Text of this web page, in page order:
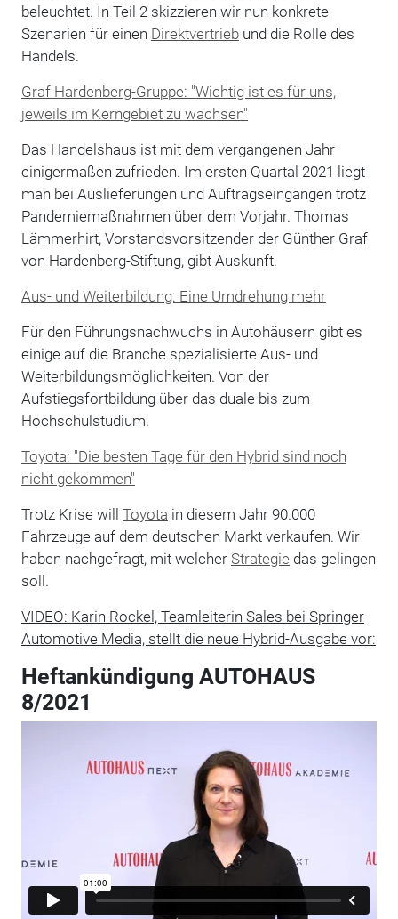
beleuchtet. In Teil 2 skizzieren wir nun konkrete
Szenarien für einen Direktvertriebund die Rolle des
Handels.
Graf Hardenberg-Gruppe: "Wichtig ist es für uns,
jeweils im Kerngebiet zu wachsen"
Das Handelshaus ist mit dem vergangenen Jahr
einigermaßen zufrieden. Im ersten Quartal 2021 liegt
man bei Auslieferungen und Auftragseingängen trotz
Pandemiemaßnahmen über dem Vorjahr. Thomas
Lämmerhirt, Vorstandsvorsitzender der Günther Graf
von Hardenberg-Stiftung, gibt Auskunft.
Aus- und Weiterbildung: Eine Umdrehung mehr
Für den Führungsnachwuchs in Autohäusern gibt es
einige auf die Branche spezialisierte Aus- und
Weiterbildungsmöglichkeiten. Von der
Aufstiegsfortbildung über das duale bis zum
Hochschulstudium.
Toyota: "Die besten Tage für den Hybrid sind noch
nicht gekommen"
Trotz Krise will Toyota in diesem Jahr 90.000
Fahrzeuge auf dem deutschen Markt verkaufen. Wir
haben nachgefragt, mit welcher Strategie das gelingen
soll.
VIDEO: Karin Rockel, Teamleiterin Sales bei Springer
Automotive Media, stellt die neue Hybrid-Ausgabe vor:
Heftankündigung AUTOHAUS
8/2021